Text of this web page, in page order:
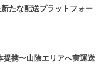
たな配送プラットフォー
携〜山陰エリアへ実運送